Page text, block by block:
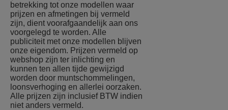
betrekking tot onze modellen waar
prijzen en afmetingen bij vermeld
zijn, dient voorafgaandelijk aan ons
voorgelegd te worden. Alle
publiciteit met onze modellen blijven
onze eigendom. Prijzen vermeld op
webshop zijn ter inlichting en
kunnen ten allen tijde gewijzigd
worden door muntschommelingen,
loonsverhoging en allerlei oorzaken.
Alle prijzen zijn inclusief BTW indien
niet anders vermeld.